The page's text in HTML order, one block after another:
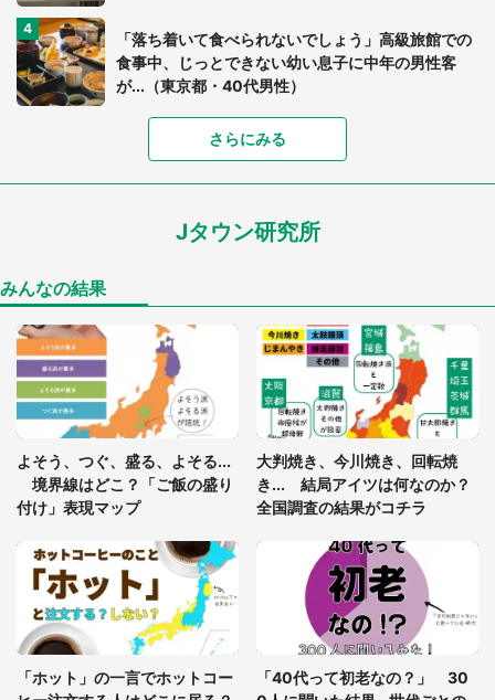
「落ち着いて食べられないでしょう」高級旅館での
食事中、じっとできない幼い息子に中年の男性客
が...（東京都・40代男性）
「可愛いのにホラー」「事件性を感じる」 ふわふ
「孫にあげると思って、あなたにこれをあげる」
「ゾワゾワする」「本当に気持ち悪い」 道端でバ
グっちゃってた〝野生の野菜〟に6.5万人戦慄
「閉所恐怖症の私は新幹線で大パニック。隣席の青
年に『手を繋いで』とお願いしたら...」 体験談に
8万人感動
7万人驚がく 「お菓子売り場ならまだしも...」「ハ
ードル高い」
あまりにも四角すぎる猫、激写される 「これもう
座布団だろ」「食パンの耳」と1.4万人困惑
さらにみる
Jタウン研究所
みんなの結果
よそう、つぐ、盛る、よそる...
境界線はどこ？「ご飯の盛り
付け」表現マップ
大判焼き、今川焼き、回転焼
き... 結局アイツは何なのか？
全国調査の結果がコチラ
「ホット」の一言でホットコー
「40代って初老なの？」 30